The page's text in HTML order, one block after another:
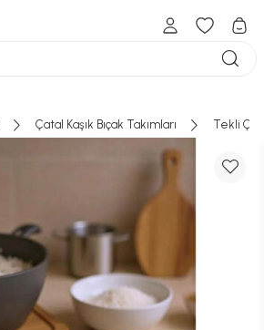
Çatal Kaşık Bıçak Takımları Tekli